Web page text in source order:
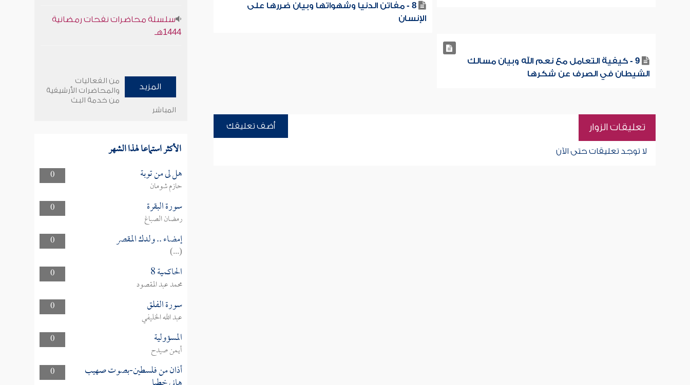
8 - مفاتن الدنيا وشهواتها وبيان ضررها على
الإنسان
9 - كيفية التعامل مع نعم الله وبيان مسالك
الشيطان في الصرف عن شكرها
تعليقات الزوار أضف تعليقك
لا توجد تعليقات حتى الآن
سلسلة محاضرات نفحات رمضانية
1444هـ
المزيد
من الفعاليات
والمحاضرات الأرشيفية
من خدمة البث
المباشر
الأكثر استماعا لهذا الشهر
0 هل لى من توبة
حازم شومان
0
سورة البقرة
رمضان الصباغ
0
إمضاء .. ولدك المقصر
(...)
0
الحاكمية 8
محمد عبد المقصود
0
سورة الفلق
عبد الله الخليفي
0
المسؤولية
أيمن صيدح
0
أذان من فلسطين-بصوت صهيب